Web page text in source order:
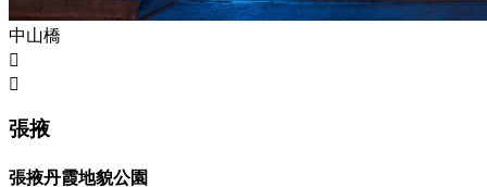
中山橋


張掖
張掖丹霞地貌公園